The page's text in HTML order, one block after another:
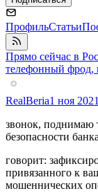
ПрофильСтатьи
Прямо сейчас в
телефонный фрод,
RealBeria1 ноя
звонок, поднимаю
безопасности
говорит:
привязанного к
мошеннических